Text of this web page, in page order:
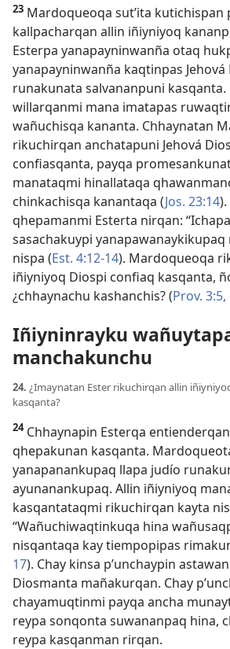
23 Mardoqueoqa sut’ita kutichispan
kallpacharqan allin iñiyniyoq
Esterpa yanapayninwanña otaq
yanapayninwanña kaqtinpas
runakunata salvananpuni kasqanta.
willarqanmi mana imatapas
wañuchisqa kananta. Chhaynatan
rikuchirqan anchatapuni Jehová
confiasqanta, payqa
manataqmi hinallataqa
chinkachisqa kanantaqa (Jos. 23:14
qhepamanmi Esterta nirqan:
sasachakuypi yanapawanaykikupaq
nispa (Est. 4:12-14). Mardoqueoqa
iñiyniyoq Diospi confiaq kasqanta,
¿chhaynachu kashanchis? (Prov. 3:5,
Iñiyninrayku
manchakunchu
24. ¿Imaynatan Ester rikuchirqan allin
kasqanta?
24Chhaynapin Esterqa
qhepakunan kasqanta.
yanapanankupaq llapa judío
ayunanankupaq. Allin iñiyniyoq
kasqantataqmi rikuchirqan kayta
“Wañuchiwaqtinkuqa hina
nisqantaqa kay tiempopipas
17). Chay kinsa p’unchaypin
Diosmanta mañakurqan. Chay
chayamuqtinmi payqa ancha
reypa sonqonta suwananpaq hina,
reypa kasqanman rirqan.